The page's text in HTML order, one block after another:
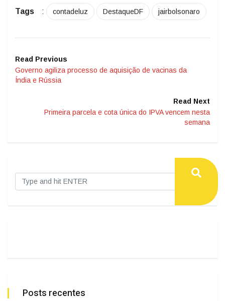
Tags : contadeluz DestaqueDF jairbolsonaro
Read Previous
Governo agiliza processo de aquisição de vacinas da
Índia e Rússia
Read Next
Primeira parcela e cota única do IPVA vencem nesta
semana
Posts recentes